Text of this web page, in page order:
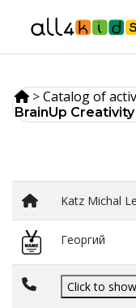
>Catalog of
BrainUp Creativity
Katz Michal
Георгий
Click to